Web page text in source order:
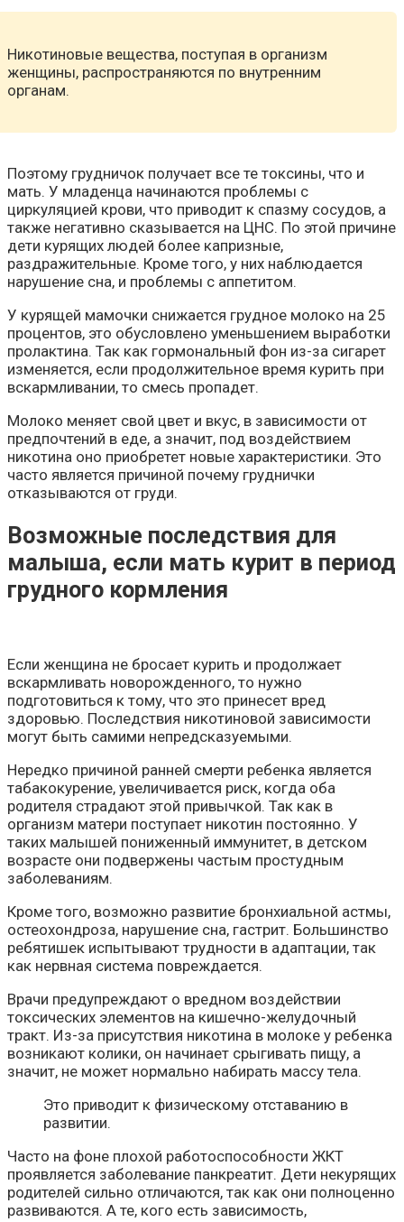
Никотиновые вещества, поступая в организм
женщины, распространяются по внутренним
органам.
Поэтому грудничок получает все те токсины, что и
мать. У младенца начинаются проблемы с
циркуляцией крови, что приводит к спазму сосудов, а
также негативно сказывается на ЦНС. По этой причине
дети курящих людей более капризные,
раздражительные. Кроме того, у них наблюдается
нарушение сна, и проблемы с аппетитом.
У курящей мамочки снижается грудное молоко на 25
процентов, это обусловлено уменьшением выработки
пролактина. Так как гормональный фон из-за сигарет
изменяется, если продолжительное время курить при
вскармливании, то смесь пропадет.
Молоко меняет свой цвет и вкус, в зависимости от
предпочтений в еде, а значит, под воздействием
никотина оно приобретет новые характеристики. Это
часто является причиной почему груднички
отказываются от груди.
Возможные последствия для
малыша, если мать курит в период
грудного кормления
Если женщина не бросает курить и продолжает
вскармливать новорожденного, то нужно
подготовиться к тому, что это принесет вред
здоровью. Последствия никотиновой зависимости
могут быть самими непредсказуемыми.
Нередко причиной ранней смерти ребенка является
табакокурение, увеличивается риск, когда оба
родителя страдают этой привычкой. Так как в
организм матери поступает никотин постоянно. У
таких малышей пониженный иммунитет, в детском
возрасте они подвержены частым простудным
заболеваниям.
Кроме того, возможно развитие бронхиальной астмы,
остеохондроза, нарушение сна, гастрит. Большинство
ребятишек испытывают трудности в адаптации, так
как нервная система повреждается.
Врачи предупреждают о вредном воздействии
токсических элементов на кишечно-желудочный
тракт. Из-за присутствия никотина в молоке у ребенка
возникают колики, он начинает срыгивать пищу, а
значит, не может нормально набирать массу тела.
Это приводит к физическому отставанию в
развитии.
Часто на фоне плохой работоспособности ЖКТ
проявляется заболевание панкреатит. Дети некурящих
родителей сильно отличаются, так как они полноценно
развиваются. А те, кого есть зависимость,